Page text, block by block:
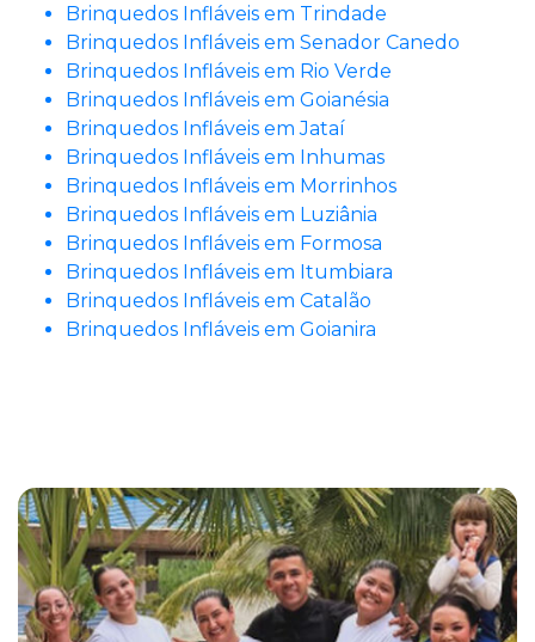
Brinquedos Infláveis em Trindade
Brinquedos Infláveis em Senador Canedo
Brinquedos Infláveis em Rio Verde
Brinquedos Infláveis em Goianésia
Brinquedos Infláveis em Jataí
Brinquedos Infláveis em Inhumas
Brinquedos Infláveis em Morrinhos
Brinquedos Infláveis em Luziânia
Brinquedos Infláveis em Formosa
Brinquedos Infláveis em Itumbiara
Brinquedos Infláveis em Catalão
Brinquedos Infláveis em Goianira